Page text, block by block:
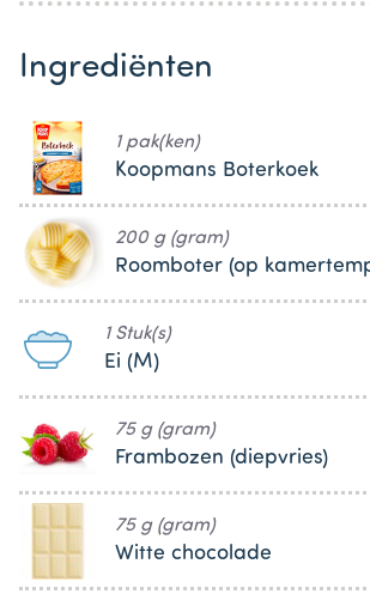
Ingrediënten
1 pak(ken)
Koopmans Boterkoek
200 g (gram)
Roomboter (op
1 Stuk(s)
Ei (M)
75 g (gram)
Frambozen (diepvries)
75 g (gram)
Witte chocolade